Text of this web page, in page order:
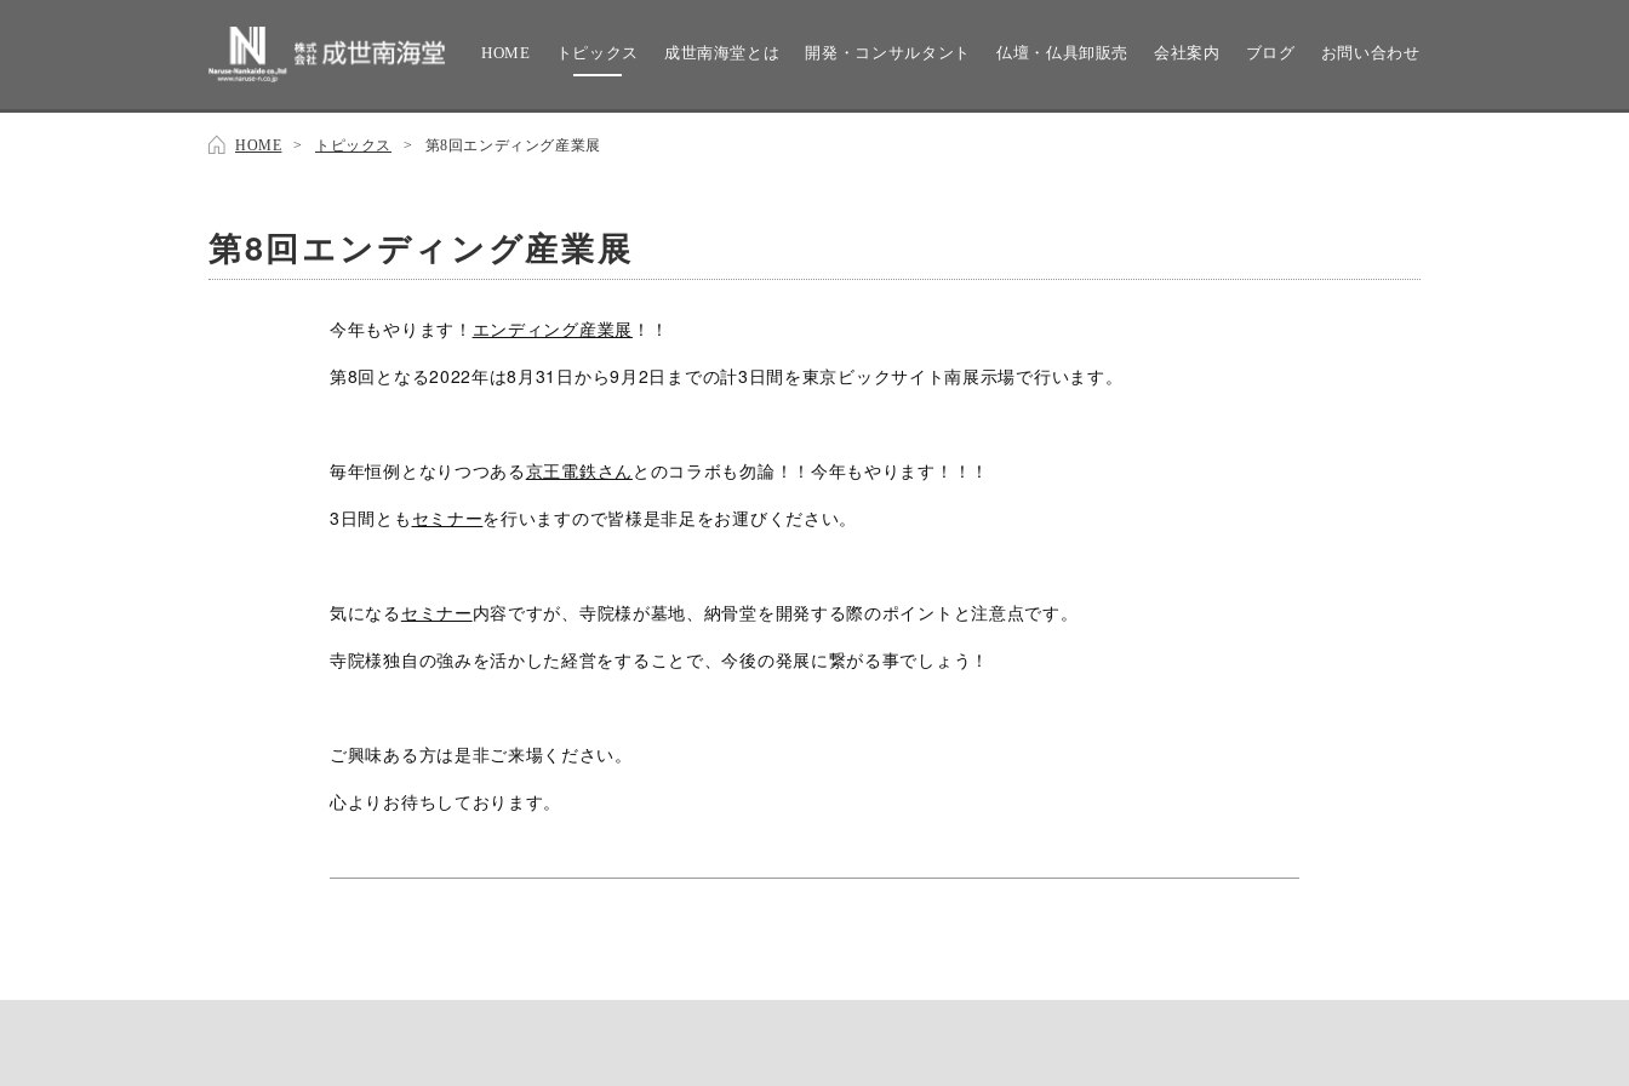
HOME トピックス 成世南海堂とは 開発・コンサルタント 仏壇・仏具卸販売 会社案内 ブログ お問い合わせ
HOME > トピックス > 第8回エンディング産業展
第8回エンディング産業展
今年もやります！ エンディング産業展 ！！
第8回となる2022年は8月31日から9月2日までの計3日間を東京ビックサイト南展示場で行います。
毎年恒例となりつつある京王電鉄さん とのコラボも勿論！！今年もやります！！！
3日間とも セミナーを行いますので皆様是非足をお運びください。
気になるセミナー内容ですが、寺院様が墓地、納骨堂を開発する際のポイントと注意点です。
寺院様独自の強みを活かした経営をすることで、今後の発展に繋がる事でしょう！
ご興味ある方は是非ご来場ください。
心よりお待ちしております。